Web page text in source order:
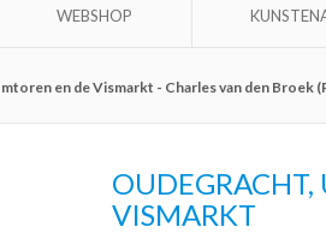
WEBSHOP
en de Vismarkt - Charles van den Broek
VISMARKT